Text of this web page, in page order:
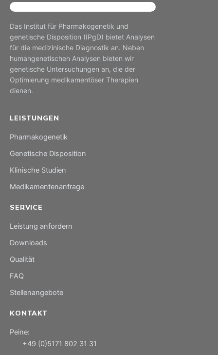
Das Institut für Pharmakogenetik und
genetische Disposition (IPgD) bietet Analysen
für die medizinische Diagnostik an. Neben
humangenetischen Analysen bieten wir
genetische Untersuchungen an, die der
Optimierung medikamentöser Therapien
dienen.
LEISTUNGEN
Pharmakogenetik
Genetische Disposition
Klinische Studien
Medikamentenanfrage
SERVICE
Leistung anfordern
Downloads
Qualität
FAQ
Stellenangebote
KONTAKT
Peine:
+49 (0)5171 802 31 31